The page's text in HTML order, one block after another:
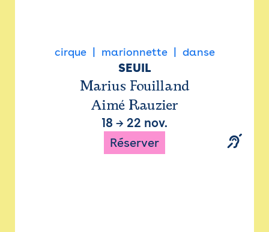
cirque marionnette danse
SEUIL
Marius Fouilland
Aimé Rauzier
18 → 22 nov.
Réserver